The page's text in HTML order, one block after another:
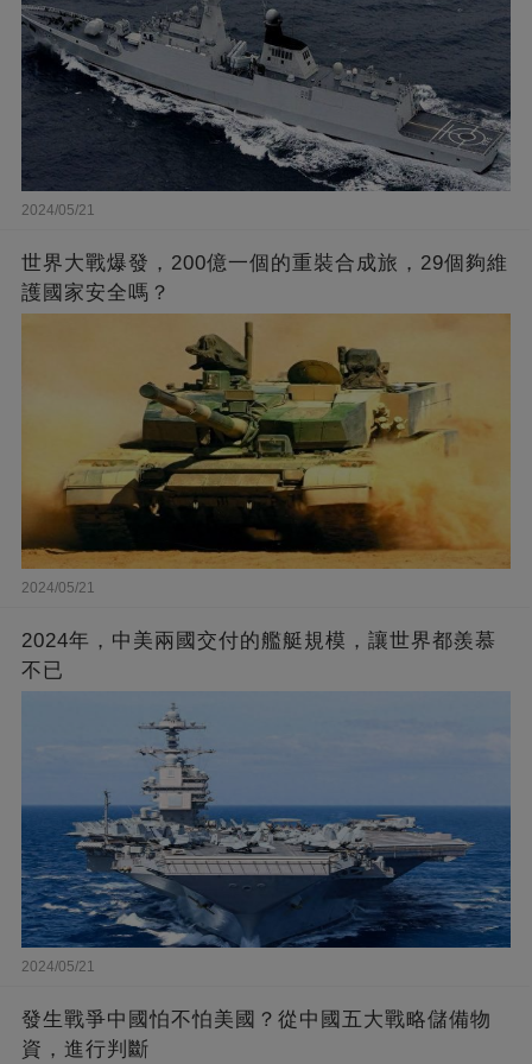
2024/05/21
世界大戰爆發，200億一個的重裝合成旅，29個夠維
護國家安全嗎？
2024/05/21
2024年，中美兩國交付的艦艇規模，讓世界都羨慕
不已
2024/05/21
發生戰爭中國怕不怕美國？從中國五大戰略儲備物
資，進行判斷